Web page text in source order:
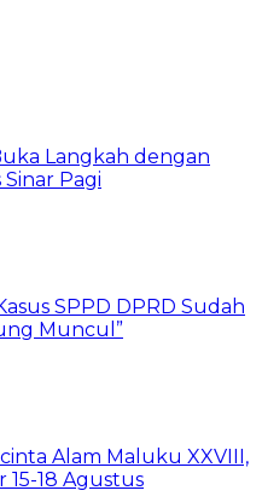
Langkah dengan
Pagi
SPPD DPRD Sudah
Muncul”
Alam Maluku XXVIII,
15-18 Agustus